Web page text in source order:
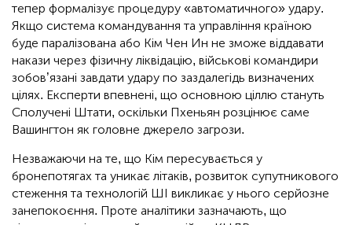
тепер формалізує процедуру «автоматичного» удару.
Якщо система командування та управління країною
буде паралізована або Кім Чен Ин не зможе віддавати
накази через фізичну ліквідацію, військові командири
зобов’язані завдати удару по заздалегідь визначених
цілях. Експерти впевнені, що основною ціллю стануть
Сполучені Штати, оскільки Пхеньян розцінює саме
Вашингтон як головне джерело загрози.
Незважаючи на те, що Кім пересувається у
бронепотягах та уникає літаків, розвиток супутникового
стеження та технологій ШІ викликає у нього серйозне
занепокоєння. Проте аналітики зазначають, що